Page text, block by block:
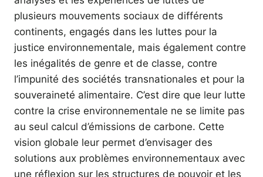
plusieurs mouvements sociaux de différents
continents, engagés dans les luttes pour la
justice environnementale, mais également contre
les inégalités de genre et de classe, contre
l’impunité des sociétés transnationales et pour la
souveraineté alimentaire. C’est dire que leur lutte
contre la crise environnementale ne se limite pas
au seul calcul d’émissions de carbone. Cette
vision globale leur permet d’envisager des
solutions aux problèmes environnementaux avec
une réflexion sur les structures de pouvoir et les